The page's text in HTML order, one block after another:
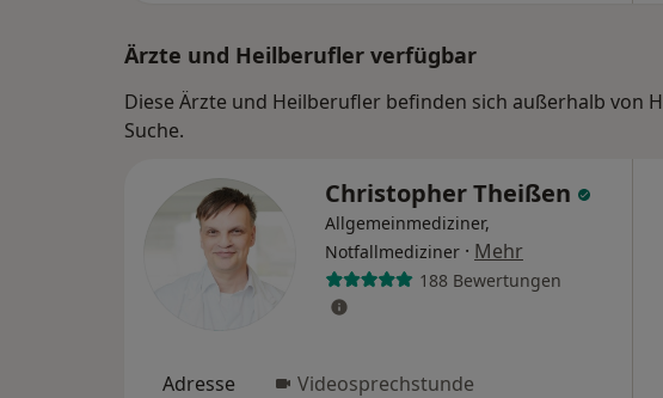
Ärzte und Heilberufler verfügbar
Diese Ärzte und Heilberufler befinden sich außerhalb von
Suche.
Christopher Theißen
Allgemeinmediziner,
Notfallmediziner · Mehr
188 Bewertungen
Adresse Videosprechstunde